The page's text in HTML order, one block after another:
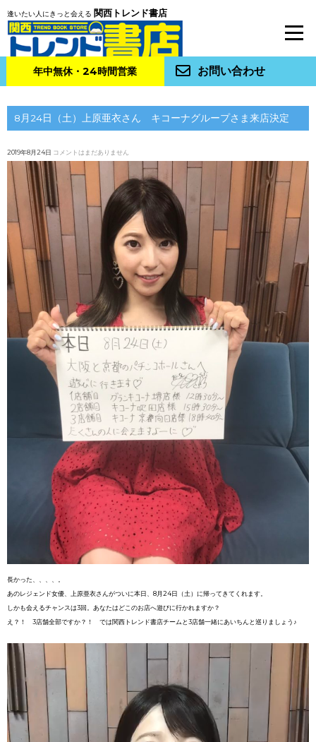
逢いたい人にきっと会える 関西トレンド書店
年中無休・24時間営業 お問い合わせ
8月24日（土）上原亜衣さん キコーナグループさま来店決定
2019年8月24日 コメントはまだありません
長かった、、、、。
あのレジェンド女優、上原亜衣さんがついに本日、8月24日（土）に帰ってきてくれます。
しかも会えるチャンスは3回。あなたはどこのお店へ遊びに行かれますか？
え？！ 3店舗全部ですか？！ では関西トレンド書店チームと3店舗一緒にあいちんと巡りましょう♪
動
プ
レ
ー